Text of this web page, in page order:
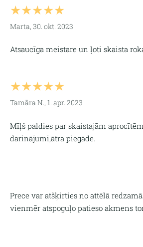
Prece var atšķirties no attēlā
vienmēr atspoguļo patieso akmens
★★★★★
Marta, 30. okt. 2023
Atsaucīga meistare un ļoti skaista
★★★★★
Tamāra N., 1. apr. 2023
Mīļš paldies par skaistajām
darinājumi,ātra piegāde.